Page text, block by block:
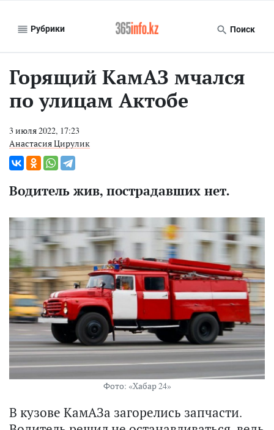
Рубрики Поиск
Горящий КамАЗ мчался
по улицам Актобе
3 июля 2022, 17:23
Анастасия Цирулик
Водитель жив, пострадавших нет.
Фото: «Хабар 24»
В кузове КамАЗа загорелись запчасти.